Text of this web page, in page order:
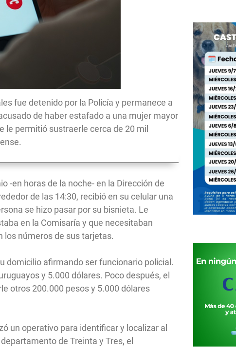
fue detenido por la Policía y permanece a
de haber estafado a una mujer mayor
le permitió sustraerle cerca de 20 mil
-en horas de la noche- en la Dirección de
de las 14:30, recibió en su celular una
se hizo pasar por su bisnieta. Le
en la Comisaría y que necesitaban
los números de sus tarjetas.
domicilio afirmando ser funcionario policial.
y 5.000 dólares. Poco después, el
otros 200.000 pesos y 5.000 dólares
un operativo para identificar y localizar al
de Treinta y Tres, el